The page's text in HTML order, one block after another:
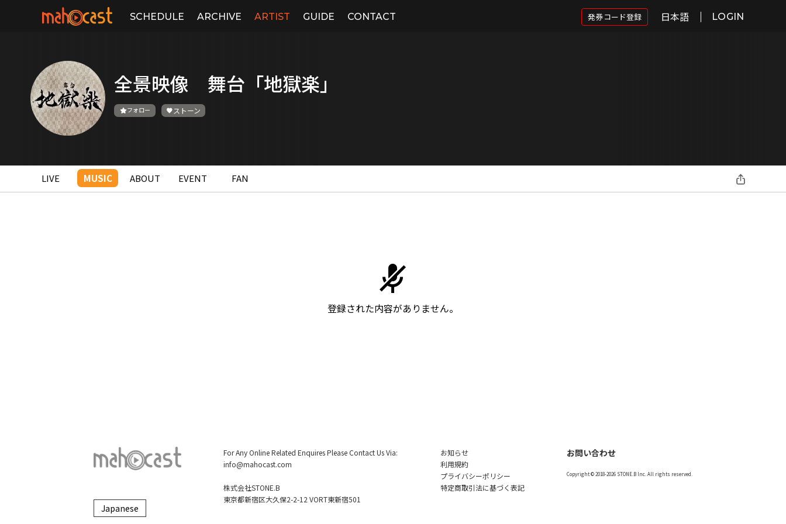
SCHEDULE ARCHIVE ARTIST GUIDE CONTACT 発券コード登録 日本語 LOGIN
全景映像 舞台「地獄楽」
フォロー ストーン
LIVE MUSIC ABOUT EVENT FAN
登録された内容がありません。
For Any Online Related Enquires Please Contact Us Via:
info@mahocast.com
株式会社STONE.B
東京都新宿区大久保2-2-12 VORT東新宿501
お知らせ
利用規約
プライバシーポリシー
特定商取引法に基づく表記
お問い合わせ
Copyright © 2018-2026 STONE.B Inc. All rights reserved.